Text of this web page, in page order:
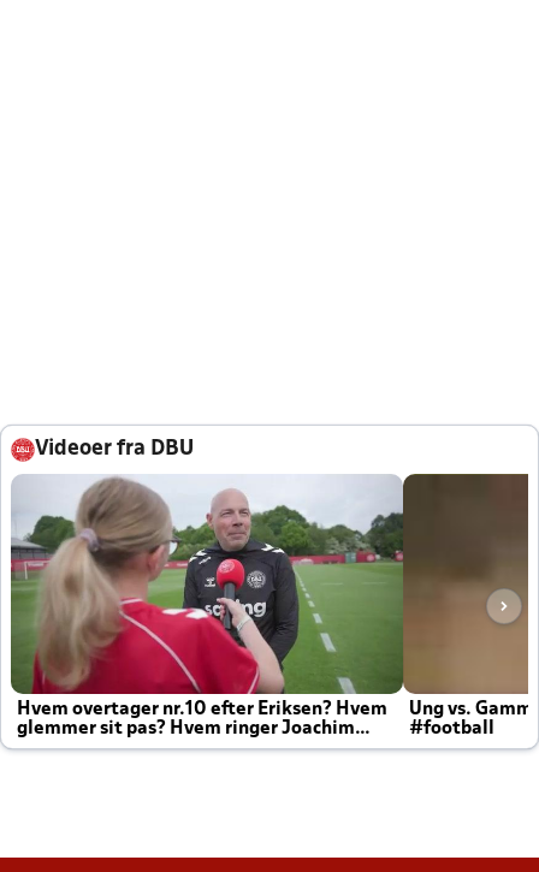
Videoer fra DBU
Hvem overtager nr.10 efter Eriksen? Hvem
glemmer sit pas? Hvem ringer Joachim
altid til efter kampe?
Ung vs.
#football